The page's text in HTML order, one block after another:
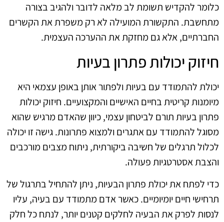
כלומר להקדיש תשומת לב מלאה לדובר ולהגיב בצורה
מתחשבת. התקשורת המועילה לא רק משפרת את הקשרים
החברתיים, אלא גם מחזקת את ההערכה העצמית.
חיזוק יכולות פתרון בעיות
יכולת להתמודד עם בעיות ולפתור אותן באופן עצמאי היא
מיומנות קריטית בחיים האישיים והמקצועיים. חיזוק יכולות
פתרון בעיות תורם לביטחון עצמי, כיוון שהאדם מרגיש שהוא
מסוגל להתמודד עם אתגרים ולמצוא פתרונות. גישה זו יכולה
לכלול תרגלים של חשיבה ביקורתית, ניתוח מצבים מורכבים
והצבת אסטרטגיות פעולה.
כדי לפתח את יכולת פתרון הבעיות, ניתן להתחיל בתרגול של
תרחישי חיים יומיומיים. כאשר אדם מתמודד עם בעיה, עליו
לנסות לפרק את הבעיה לחלקים קטנים יותר, לנתח כל חלק